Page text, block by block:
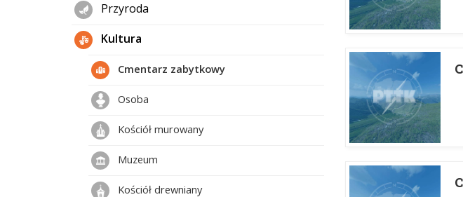
Przyroda
Kultura
Cmentarz zabytkowy
Osoba
Kościół murowany
Muzeum
Kościół drewniany